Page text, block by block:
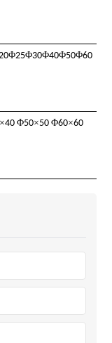
Φ25Φ30Φ40Φ50Φ60
×40Φ50×50Φ60×60